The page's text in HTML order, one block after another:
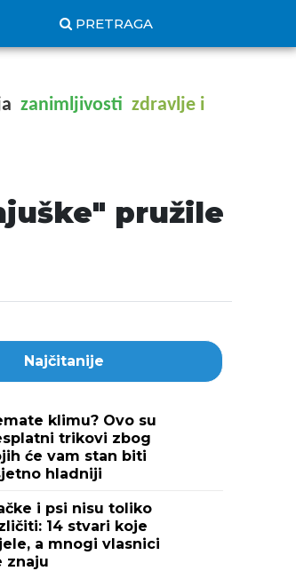
PRETRAGA
zanimljivosti zdravlje i
pružile
Najčitanije
klimu? Ovo su
trikovi zbog
će vam stan biti
hladniji
i psi nisu toliko
14 stvari koje
a mnogi vlasnici
znaju